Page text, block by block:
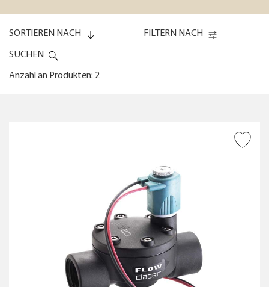
SORTIEREN NACH
FILTERN NACH
SUCHEN
Anzahl an Produkten: 2
ALLE FILTER ENTFERNEN